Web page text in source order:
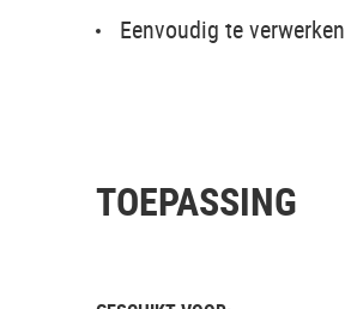
Eenvoudig te verwerken
TOEPASSING